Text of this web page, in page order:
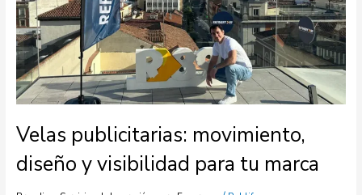
Velas publicitarias: movimiento,
diseño y visibilidad para tu marca